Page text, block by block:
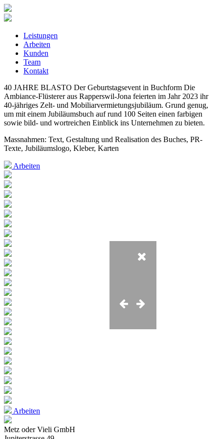
Leistungen
Arbeiten
Kunden
Team
Kontakt
40 JAHRE BLASTO Der Geburtstagsevent in Buchform Die
Ambiance-Flüsterer aus Rapperswil-Jona feierten im Jahr 2023 ihr
40-jähriges Zelt- und Mobiliarvermietungsjubiläum. Grund genug,
um mit einem Jubiläumsbuch auf rund 100 Seiten einen farbigen
sowie bild- und wortreichen Einblick ins Unternehmen zu bieten.
Massnahmen: Text, Gestaltung und Realisation des Buches, PR-
Texte, Jubiläumslogo, Kleber, Karten
Arbeiten
Arbeiten
Metz oder Vieli GmbH